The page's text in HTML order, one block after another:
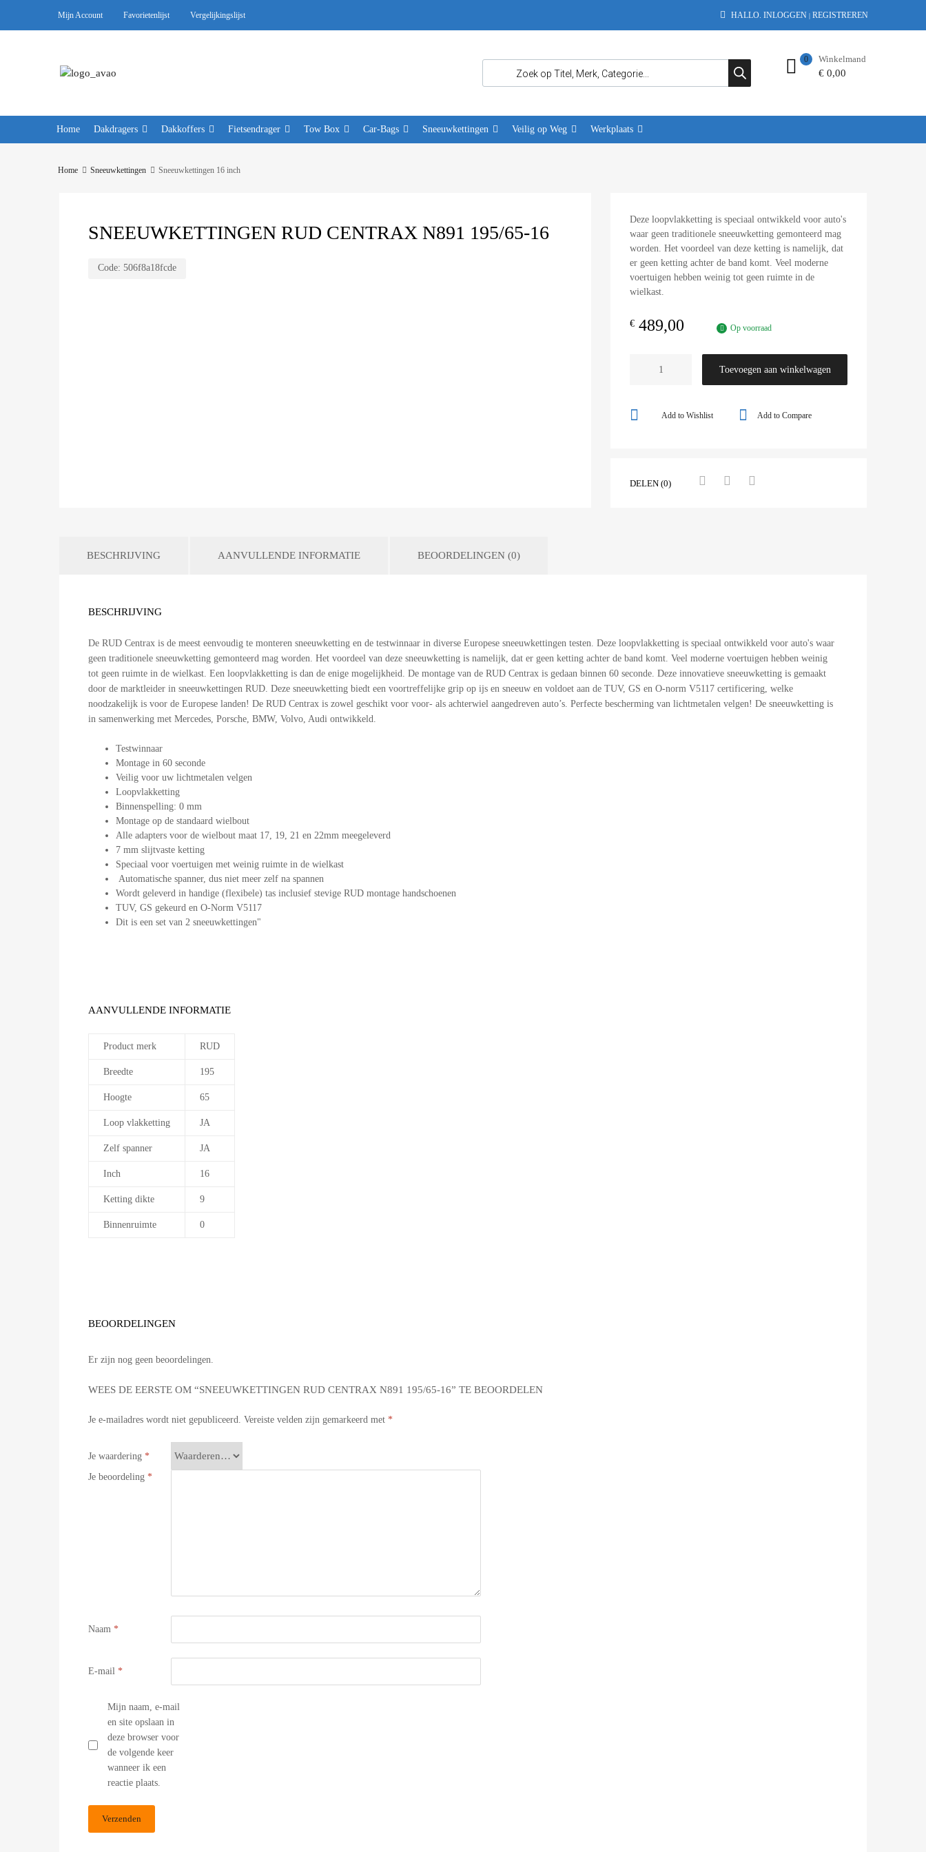
Mijn Account Favorietenlijst Vergelijkingslijst HALLO. INLOGGEN | REGISTREREN
Winkelmand
€ 0,00
0
Home Dakdragers Dakkoffers Fietsendrager Tow Box Car-Bags Sneeuwkettingen Veilig op Weg Werkplaats
Home Sneeuwkettingen Sneeuwkettingen 16 inch
SNEEUWKETTINGEN RUD CENTRAX N891 195/65-16
Code: 506f8a18fcde
Deze loopvlakketting is speciaal ontwikkeld voor auto's
waar geen traditionele sneeuwketting gemonteerd mag
worden. Het voordeel van deze ketting is namelijk, dat
er geen ketting achter de band komt. Veel moderne
voertuigen hebben weinig tot geen ruimte in de
wielkast.
€ 489,00 Op voorraad
Toevoegen aan winkelwagen
Add to Compare
Add to Wishlist
DELEN (0)
BESCHRIJVING AANVULLENDE INFORMATIE BEOORDELINGEN (0)
BESCHRIJVING
De RUD Centrax is de meest eenvoudig te monteren sneeuwketting en de testwinnaar in diverse Europese sneeuwkettingen testen. Deze loopvlakketting is speciaal ontwikkeld voor auto's waar
geen traditionele sneeuwketting gemonteerd mag worden. Het voordeel van deze sneeuwketting is namelijk, dat er geen ketting achter de band komt. Veel moderne voertuigen hebben weinig
tot geen ruimte in de wielkast. Een loopvlakketting is dan de enige mogelijkheid. De montage van de RUD Centrax is gedaan binnen 60 seconde. Deze innovatieve sneeuwketting is gemaakt
door de marktleider in sneeuwkettingen RUD. Deze sneeuwketting biedt een voortreffelijke grip op ijs en sneeuw en voldoet aan de TUV, GS en O-norm V5117 certificering, welke
noodzakelijk is voor de Europese landen! De RUD Centrax is zowel geschikt voor voor- als achterwiel aangedreven auto’s. Perfecte bescherming van lichtmetalen velgen! De sneeuwketting is
in samenwerking met Mercedes, Porsche, BMW, Volvo, Audi ontwikkeld.
Testwinnaar
Montage in 60 seconde
Veilig voor uw lichtmetalen velgen
Loopvlakketting
Binnenspelling: 0 mm
Montage op de standaard wielbout
Alle adapters voor de wielbout maat 17, 19, 21 en 22mm meegeleverd
7 mm slijtvaste ketting
Speciaal voor voertuigen met weinig ruimte in de wielkast
Automatische spanner, dus niet meer zelf na spannen
Wordt geleverd in handige (flexibele) tas inclusief stevige RUD montage handschoenen
TUV, GS gekeurd en O-Norm V5117
Dit is een set van 2 sneeuwkettingen"
AANVULLENDE INFORMATIE
Product merk RUD
Breedte 195
Hoogte 65
Loop vlakketting JA
Zelf spanner JA
Inch 16
Ketting dikte 9
Binnenruimte 0
BEOORDELINGEN
Er zijn nog geen beoordelingen.
WEES DE EERSTE OM “SNEEUWKETTINGEN RUD CENTRAX N891 195/65-16” TE BEOORDELEN
Je e-mailadres wordt niet gepubliceerd. Vereiste velden zijn gemarkeerd met *
Je waardering *
Je beoordeling *
Naam *
E-mail *
Mijn naam, e-mail
en site opslaan in
deze browser voor
de volgende keer
wanneer ik een
reactie plaats.